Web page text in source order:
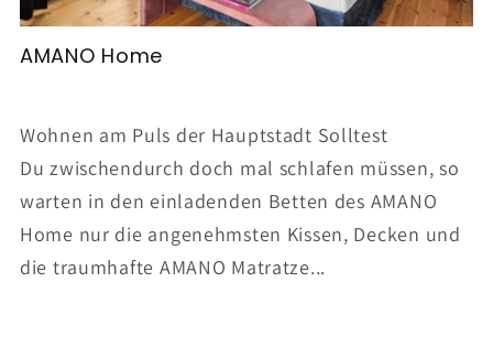
AMANO Home
Wohnen am Puls der Hauptstadt Solltest
Du zwischendurch doch mal schlafen müssen, so
warten in den einladenden Betten des AMANO
Home nur die angenehmsten Kissen, Decken und
die traumhafte AMANO Matratze...